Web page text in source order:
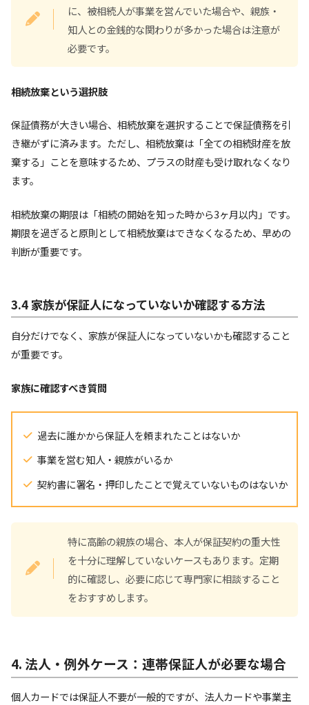
に、被相続人が事業を営んでいた場合や、親族・
知人との金銭的な関わりが多かった場合は注意が
必要です。
相続放棄という選択肢
保証債務が大きい場合、相続放棄を選択することで保証債務を引
き継がずに済みます。ただし、相続放棄は「全ての相続財産を放
棄する」ことを意味するため、プラスの財産も受け取れなくなり
ます。
相続放棄の期限は「相続の開始を知った時から3ヶ月以内」です。
期限を過ぎると原則として相続放棄はできなくなるため、早めの
判断が重要です。
3.4 家族が保証人になっていないか確認する方法
自分だけでなく、家族が保証人になっていないかも確認すること
が重要です。
家族に確認すべき質問
過去に誰かから保証人を頼まれたことはないか
事業を営む知人・親族がいるか
契約書に署名・押印したことで覚えていないものはないか
特に高齢の親族の場合、本人が保証契約の重大性
を十分に理解していないケースもあります。定期
的に確認し、必要に応じて専門家に相談すること
をおすすめします。
4. 法人・例外ケース：連帯保証人が必要な場合
個人カードでは保証人不要が一般的ですが、法人カードや事業主